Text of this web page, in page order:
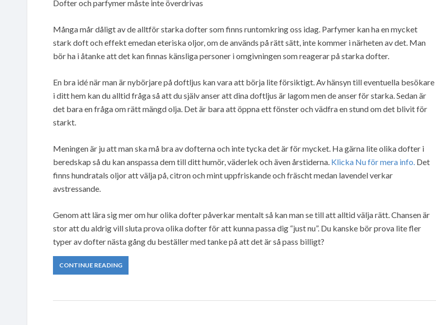
Dofter och parfymer måste inte överdrivas
Många mår dåligt av de alltför starka dofter som finns runtomkring oss idag. Parfymer kan ha en mycket
stark doft och effekt emedan eteriska oljor, om de används på rätt sätt, inte kommer i närheten av det. Man
bör ha i åtanke att det kan finnas känsliga personer i omgivningen som reagerar på starka dofter.
En bra idé när man är nybörjare på doftljus kan vara att börja lite försiktigt. Av hänsyn till eventuella besökare
i ditt hem kan du alltid fråga så att du själv anser att dina doftljus är lagom men de anser för starka. Sedan är
det bara en fråga om rätt mängd olja. Det är bara att öppna ett fönster och vädfra en stund om det blivit för
starkt.
Meningen är ju att man ska må bra av dofterna och inte tycka det är för mycket. Ha gärna lite olika dofter i
beredskap så du kan anspassa dem till ditt humör, väderlek och även årstiderna. Klicka Nu för mera info. Det
finns hundratals oljor att välja på, citron och mint uppfriskande och fräscht medan lavendel verkar
avstressande.
Genom att lära sig mer om hur olika dofter påverkar mentalt så kan man se till att alltid välja rätt. Chansen är
stor att du aldrig vill sluta prova olika dofter för att kunna passa dig “just nu”. Du kanske bör prova lite fler
typer av dofter nästa gång du beställer med tanke på att det är så pass billigt?
CONTINUE READING